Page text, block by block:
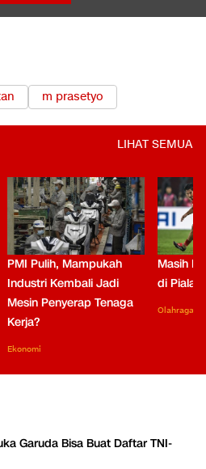
m prasetyo
LIHAT SEMUA
PMI Pulih, Mampukah
Industri Kembali Jadi
Mesin Penyerap Tenaga
Kerja?
Ekonomi
Masih
di Piala
Olahraga
Garuda Bisa Buat Daftar TNI-